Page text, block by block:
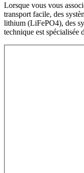
Lorsque vous vous
transport facile, des
lithium (LiFePO4), des
technique est spécialisée